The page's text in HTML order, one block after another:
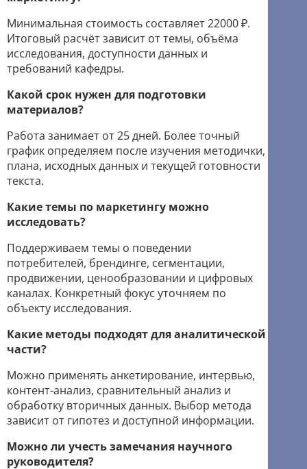
Минимальная стоимость составляет 22000 ₽.
Итоговый расчёт зависит от темы, объёма
исследования, доступности данных и
требований кафедры.
Какой срок нужен для подготовки
материалов?
Работа занимает от 25 дней. Более точный
график определяем после изучения методички,
плана, исходных данных и текущей готовности
текста.
Какие темы по маркетингу можно
исследовать?
Поддерживаем темы о поведении
потребителей, брендинге, сегментации,
продвижении, ценообразовании и цифровых
каналах. Конкретный фокус уточняем по
объекту исследования.
Какие методы подходят для аналитической
части?
Можно применять анкетирование, интервью,
контент-анализ, сравнительный анализ и
обработку вторичных данных. Выбор метода
зависит от гипотез и доступной информации.
Можно ли учесть замечания научного
руководителя?